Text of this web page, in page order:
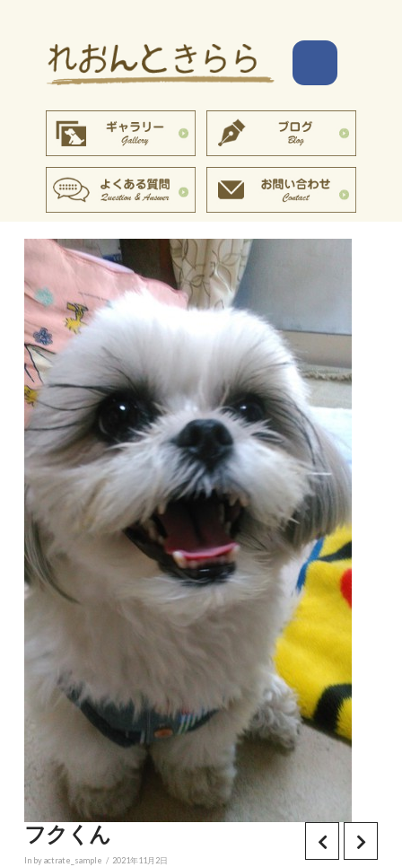
フクくん
In by actrate_sample 2021年11月2日